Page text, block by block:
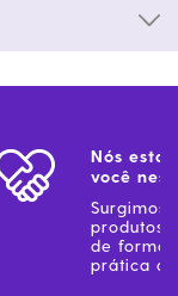
Nós
você
Surgimos
produtos
de forma
prática